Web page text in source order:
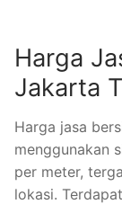
Harga
Jakarta
Harga jasa
menggunakan
per meter,
lokasi.